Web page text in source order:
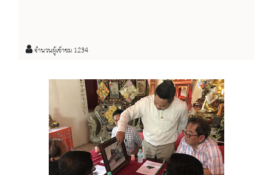
จำนวนผู้เข้าชม 1234